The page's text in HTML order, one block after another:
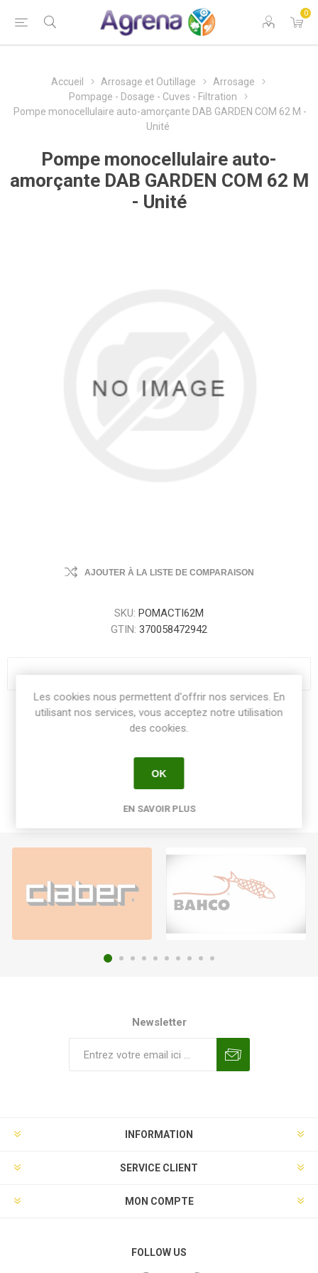
0
Accueil Arrosage et Outillage
Arrosage
Pompage - Dosage - Cuves - Filtration
Pompe monocellulaire auto-amorçante DAB GARDEN COM 62 M -
Unité
Pompe monocellulaire auto-
amorçante DAB GARDEN COM 62 M
- Unité
AJOUTER À LA LISTE DE COMPARAISON
SKU: POMACTI62M
GTIN: 370058472942
Share:
Newsletter
INFORMATION
SERVICE CLIENT
MON COMPTE
FOLLOW US
Les cookies nous permettent d'offrir nos services. En
utilisant nos services, vous acceptez notre utilisation
des cookies.
OK
EN SAVOIR PLUS